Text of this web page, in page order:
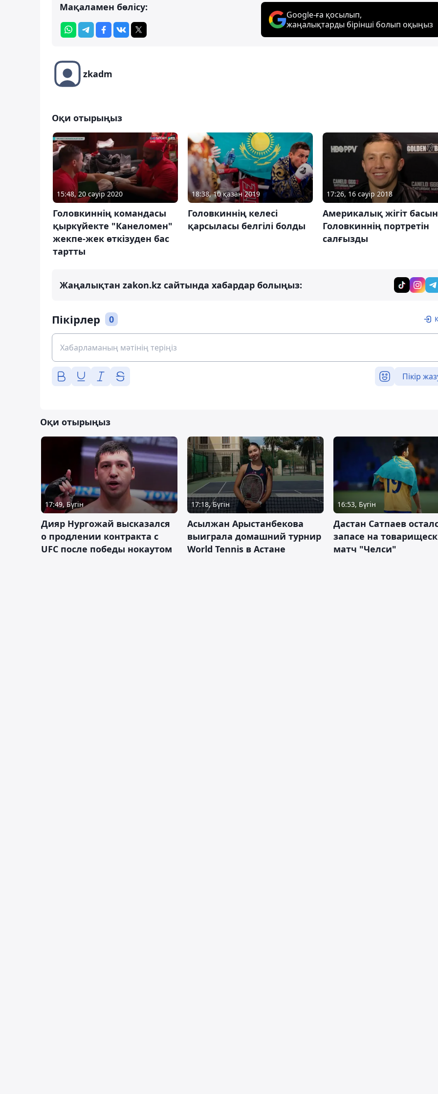
Мақаламен бөлісу:
Google-ға қосылып,
жаңалықтарды бірінші болып оқыңыз
zkadm
Оқи отырыңыз
15:48, 20 сәуір 2020
Головкиннің командасы
қыркүйекте "Канеломен"
жекпе-жек өткізуден бас
тартты
18:38, 10 қазан 2019
Головкиннің келесі
қарсыласы белгілі болды
17:26, 16 сәуір 2018
Америкалық жігіт
Головкиннің портретін
салғызды
Жаңалықтан zakon.kz сайтында хабардар болыңыз:
Пікірлер 0
Пікір
Оқи отырыңыз
17:49, Бүгін
Дияр Нургожай высказался
о продлении контракта с
UFC после победы нокаутом
17:18, Бүгін
Асылжан Арыстанбекова
выиграла домашний турнир
World Tennis в Астане
16:53, Бүгін
Дастан Сатпаев
запасе на
матч "Челси"